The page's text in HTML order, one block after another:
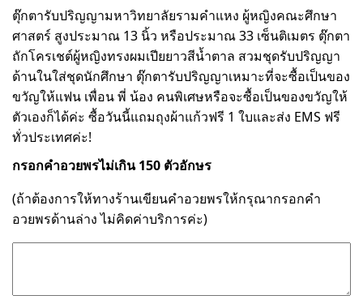
ตุ๊กตารับปริญญามหาวิทยาลัยรามคำแหง ผู้หญิงคณะศึกษา
ศาสตร์ สูงประมาณ 13 นิ้ว หรือประมาณ 33 เซ็นติเมตร ตุ๊กตา
ถักโครเชต์ผู้หญิงทรงผมเปียยาวสีน้ำตาล สวมชุดรับปริญญา
ด้านในใส่ชุดนักศึกษา ตุ๊กตารับปริญญาเหมาะที่จะซื้อเป็นของ
ขวัญให้แฟน เพื่อน พี่ น้อง คนพิเศษหรือจะซื้อเป็นของขวัญให้
ตัวเองก็ได้ค่ะ ซื้อวันนี้แถมถุงผ้าแก้วฟรี 1 ใบและส่ง EMS ฟรี
ทั่วประเทศค่ะ!
กรอกคำอวยพรไม่เกิน 150 ตัวอักษร
(ถ้าต้องการให้ทางร้านเขียนคำอวยพรให้กรุณากรอกคำ
อวยพรด้านล่าง ไม่คิดค่าบริการค่ะ)